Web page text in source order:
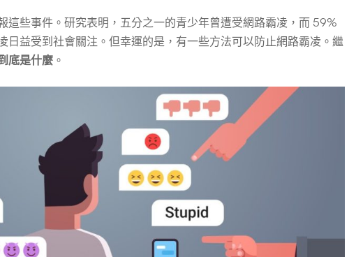
這些事件。研究表明，五分之一的青少年曾遭受網路霸凌，而 59%
日益受到社會關注。但幸運的是，有一些方法可以防止網路霸凌。繼
底是什麼 。